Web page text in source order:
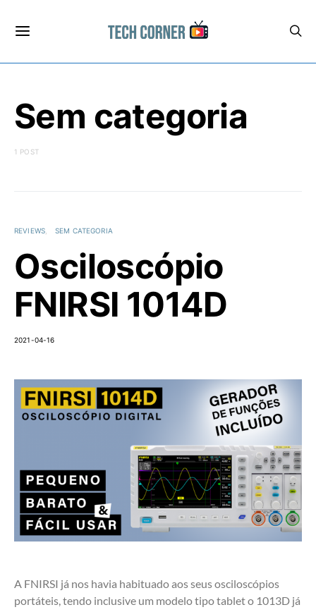
Sem categoria
1 POST
REVIEWS SEM CATEGORIA
Osciloscópio
FNIRSI 1014D
2021-04-16
A FNIRSI já nos havia habituado aos seus osciloscópios
portáteis, tendo inclusive um modelo tipo tablet o 1013D já